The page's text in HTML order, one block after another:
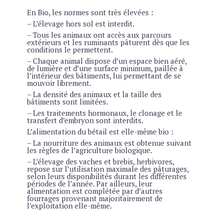
En Bio, les normes sont très élevées :
– L’élevage hors sol est interdit.
– Tous les animaux ont accès aux parcours
extérieurs et les ruminants pâturent dès que les
conditions le permettent.
– Chaque animal dispose d’un espace bien aéré,
de lumière et d’une surface minimum, paillée à
l’intérieur des bâtiments, lui permettant de se
mouvoir librement.
– La densité des animaux et la taille des
bâtiments sont limitées.
– Les traitements hormonaux, le clonage et le
transfert d’embryon sont interdits.
L’alimentation du bétail est elle-même bio :
– La nourriture des animaux est obtenue suivant
les règles de l’agriculture biologique.
– L’élevage des vaches et brebis, herbivores,
repose sur l’utilisation maximale des pâturages,
selon leurs disponibilités durant les différentes
périodes de l’année. Par ailleurs, leur
alimentation est complétée par d’autres
fourrages provenant majoritairement de
l’exploitation elle-même.